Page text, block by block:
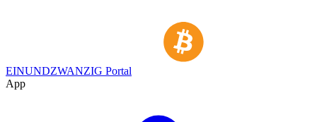
EINUNDZWANZIG Portal
App